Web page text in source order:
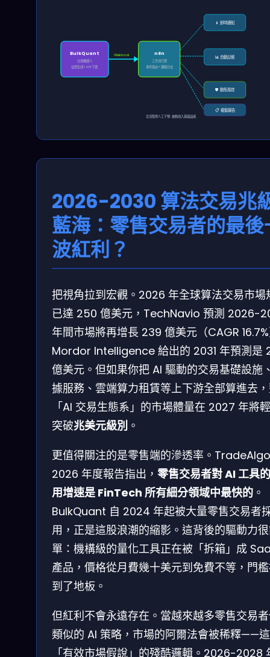
BulkQuant
交易機器人
信號生成 + API 下單
Webhook n8n
工作流引擎
事件路由 + 邏輯分支
📱 即時通知
📊 自動記帳
🛡️ 動態風控
📋 複盤報告
全流程零人工干預 · 被動收入基礎設施
2026-2030 算法交易兆
藍海：零售交易者的最後
波紅利？
把視角拉到宏觀。2026 年全球算法交易市場
已達 250 億美元，TechNavio 預測 2026-
年間市場將再增長 239 億美元（CAGR
Mordor Intelligence 給出的 2031 年預測是
億美元。但如果你把 AI 驅動的交易基礎設施
據服務、雲端算力租賃等上下游全部算進去
「AI 交易生態系」的市場體量在 2027 年將
突破兆美元級別 。
更值得關注的是零售端的滲透率。
2026 年度報告指出， 零售交易者對 AI 工具
用增速是 FinTech 所有細分領域中最快的 。
BulkQuant 自 2024 年起被大量零售交易者
用，正是這股浪潮的縮影。這背後的驅動力
單：機構級的量化工具正在被「拆箱」成
產品，價格從月費幾十美元到免費不等，門
到了地板。
但紅利不會永遠存在。當越來越多零售交易
類似的 AI 策略，市場的阿爾法會被稀釋——
「有效市場假說」的殘酷邏輯。2026-2028